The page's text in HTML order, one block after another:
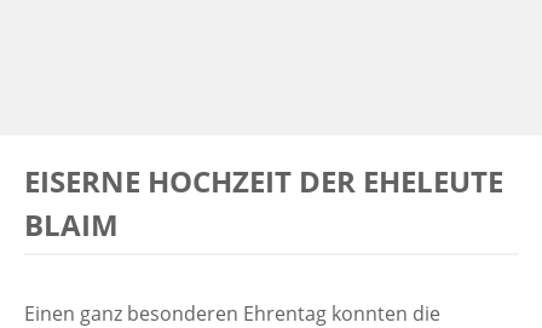
EISERNE HOCHZEIT DER EHELEUTE
BLAIM
Einen ganz besonderen Ehrentag konnten die